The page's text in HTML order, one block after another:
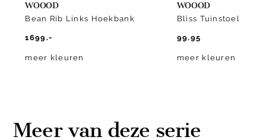
WOOOD
Bean Rib Links Hoekbank
1699.-
meer kleuren
WOOOD
Bliss Tuinstoel
99.95
meer kleuren
Meer van deze serie